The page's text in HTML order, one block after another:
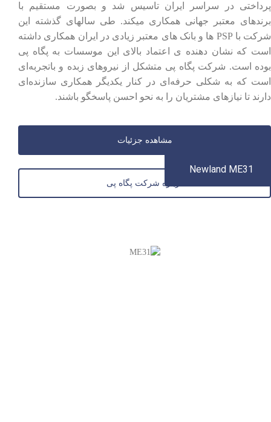
پرداختی در سراسر ایران تاسیس شد و بصورت مستقیم با
برندهای معتبر جهانی همکاری میکند. طی سالهای گذشته این
شرکت با PSP ها و بانک های معتبر زیادی در ایران همکاری داشته
است که نشان دهنده ی اعتماد بالای این موسسات به پگاه پی
بوده است. شرکت پگاه پی متشکل از نیروهای زبده و باتجربه‌ای
است که به شکلی حرفه‌ای در کنار یکدیگر همکاری سازنده‌ای
دارند تا نیازهای مشتریان را به نحو احسن پاسخگو باشند.
مشاهده جزئیات
درباره شرکت پگاه پی
Newland ME31